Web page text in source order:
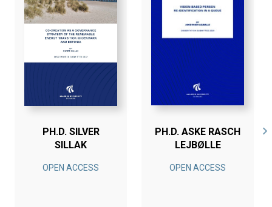
PH.D. SILVER
SILLAK
OPEN ACCESS
PH.D. ASKE RASCH
LEJBØLLE
OPEN ACCESS